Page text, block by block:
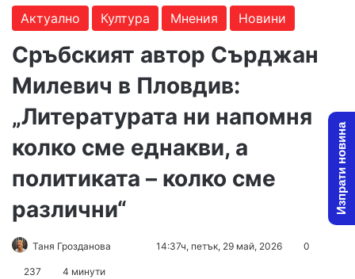
Актуално Култура Мнения Новини
Сръбският автор Сърджан
Милевич в Пловдив:
„Литературата ни напомня
колко сме еднакви, а
политиката – колко сме
различни“
Таня Грозданова
Send14:37ч, петък, 29 май, 2026 0
237 4 минути
Изпрати новина